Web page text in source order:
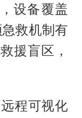
设备覆盖
救机制有
援盲区，
程可视化